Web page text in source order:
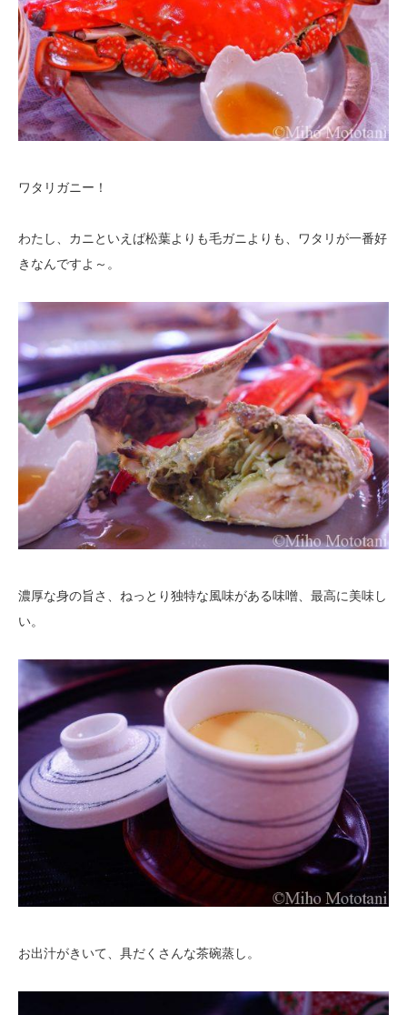
ワタリガニー！
わたし、カニといえば松葉よりも毛ガニよりも、ワタリが一番好
きなんですよ～。
濃厚な身の旨さ、ねっとり独特な風味がある味噌、最高に美味し
い。
お出汁がきいて、具だくさんな茶碗蒸し。